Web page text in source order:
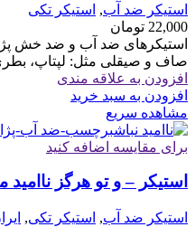
استیکر ضد آب, استیکر تکی
22,000 تومان
استیکرهای ضد آب و ضد خش
صاف و صیقلی مثل: لپتاپ،
افزودن به علاقه مندی
افزودن به سبد خرید
مشاهده سریع
برای مقایسه اضافه کنید
استیکر – و تو هرگز ناامید
استیکر ضد آب, استیکر تکی,